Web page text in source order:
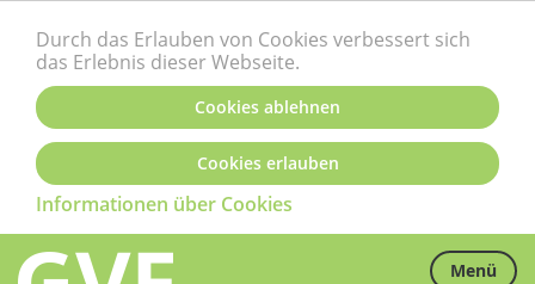
Durch das Erlauben von Cookies verbessert sich
das Erlebnis dieser Webseite.
Cookies ablehnen
Informationen über Cookies
Cookies erlauben
Menü